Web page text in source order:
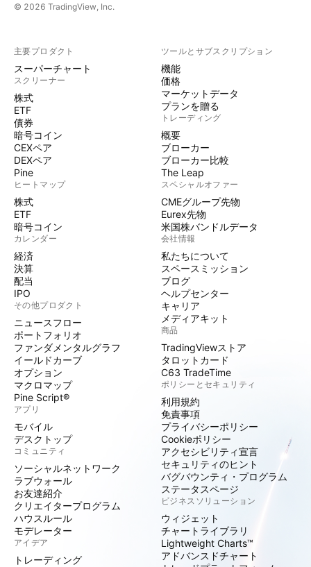
© 2026 TradingView, Inc.
主要プロダクト
スーパーチャート
スクリーナー
株式
ETF
債券
暗号コイン
CEXペア
DEXペア
Pine
ヒートマップ
株式
ETF
暗号コイン
カレンダー
経済
決算
配当
IPO
その他プロダクト
ニュースフロー
ポートフォリオ
ファンダメンタルグラフ
イールドカーブ
オプション
マクロマップ
Pine Script®
アプリ
モバイル
デスクトップ
コミュニティ
ソーシャルネットワーク
ラブウォール
お友達紹介
クリエイタープログラム
ハウスルール
モデレーター
アイデア
トレーディング
ツールとサブスクリプション
機能
価格
マーケットデータ
プランを贈る
トレーディング
概要
ブローカー
ブローカー比較
The Leap
スペシャルオファー
CMEグループ先物
Eurex先物
米国株バンドルデータ
会社情報
私たちについて
スペースミッション
ブログ
ヘルプセンター
キャリア
メディアキット
商品
TradingViewストア
タロットカード
C63 TradeTime
ポリシーとセキュリティ
利用規約
免責事項
プライバシーポリシー
Cookieポリシー
アクセシビリティ宣言
セキュリティのヒント
バグバウンティ・プログラム
ステータスページ
ビジネスソリューション
ウィジェット
チャートライブラリ
Lightweight Charts™
アドバンスドチャート